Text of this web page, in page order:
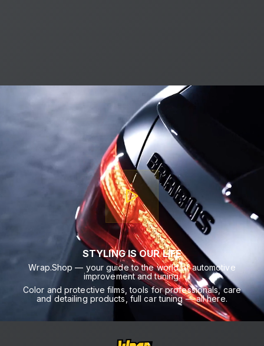
STYLING IS OUR LIFE
Wrap.Shop — your guide to the world of automotive
improvement and tuning.
Color and protective films, tools for professionals, care
and detailing products, full car tuning — all here.